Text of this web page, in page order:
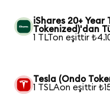
iShares 20+ Year
Tokenized)'dan
1 TLTon eşittir
Tesla (Ondo
1 TSLAon eşittir